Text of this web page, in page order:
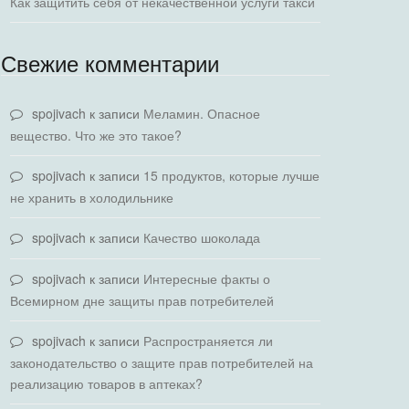
Свежие комментарии
spojivach к записи Меламин. Опасное
вещество. Что же это такое?
spojivach к записи 15 продуктов, которые лучше
не хранить в холодильнике
spojivach к записи Качество шоколада
spojivach к записи Интересные факты о
Всемирном дне защиты прав потребителей
spojivach к записи Распространяется ли
законодательство о защите прав потребителей на
реализацию товаров в аптеках?